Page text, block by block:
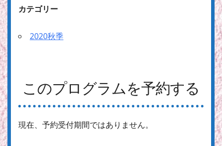
カテゴリー
2020秋季
このプログラムを予約する
現在、予約受付期間ではありません。